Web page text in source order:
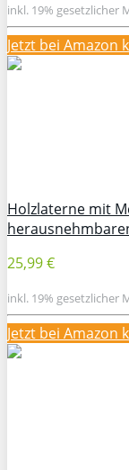
inkl. 19% gesetzlicher
Jetzt bei Amazon
Holzlaterne mit
25,99 €
inkl. 19% gesetzlicher
Jetzt bei Amazon